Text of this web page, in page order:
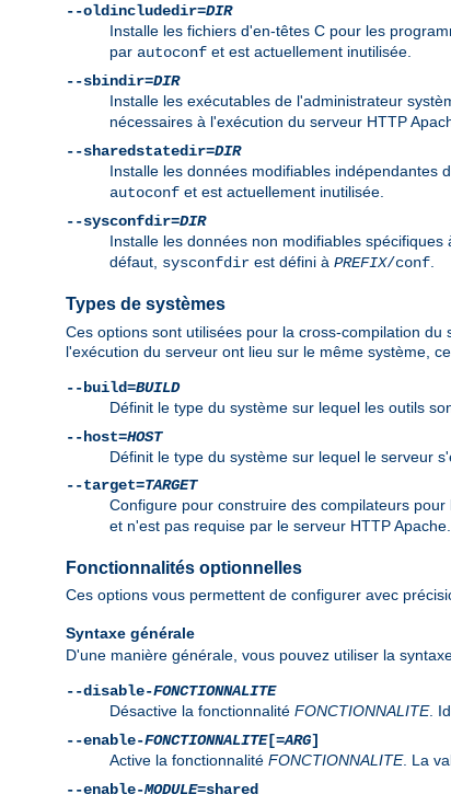
--oldincludedir=DIR
Installe les fichiers d'en-têtes C pour les
par autoconf et est actuellement inutilisée.
--sbindir=DIR
Installe les exécutables de l'administrateur
nécessaires à l'exécution du serveur HTTP
--sharedstatedir=DIR
Installe les données modifiables indépendantes
autoconf et est actuellement inutilisée.
--sysconfdir=DIR
Installe les données non modifiables
défaut, sysconfdir est défini à PREFIX/conf
Types de systèmes
Ces options sont utilisées pour la cross-compilation
l'exécution du serveur ont lieu sur le même système,
--build=BUILD
Définit le type du système sur lequel les outils
--host=HOST
Définit le type du système sur lequel le serveur
--target=TARGET
Configure pour construire des compilateurs pour
et n'est pas requise par le serveur HTTP Apache.
Fonctionnalités optionnelles
Ces options vous permettent de configurer avec
Syntaxe générale
D'une manière générale, vous pouvez utiliser la
--disable-FONCTIONNALITE
Désactive la fonctionnalité FONCTIONNALITE.
--enable-FONCTIONNALITE[=ARG]
Active la fonctionnalité FONCTIONNALITE. La
--enable-MODULE=shared